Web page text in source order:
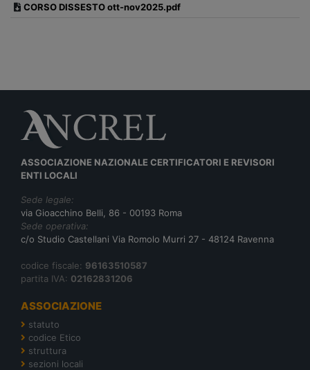
CORSO DISSESTO ott-nov2025.pdf
ASSOCIAZIONE NAZIONALE CERTIFICATORI E REVISORI
ENTI LOCALI
Sede legale:
via Gioacchino Belli, 86 - 00193 Roma
Sede operativa:
c/o Studio Castellani Via Romolo Murri 27 - 48124 Ravenna
codice fiscale: 96163510587
partita IVA: 02162831206
ASSOCIAZIONE
statuto
codice Etico
struttura
sezioni locali